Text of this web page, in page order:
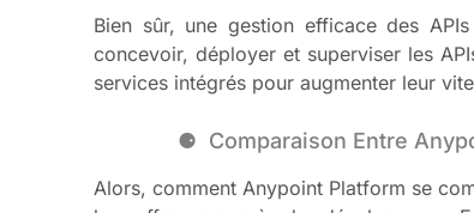
Bien sûr, une gestion efficace des
concevoir, déployer et superviser les
services intégrés pour augmenter leur
Comparaison Entre
Alors, comment Anypoint Platform se